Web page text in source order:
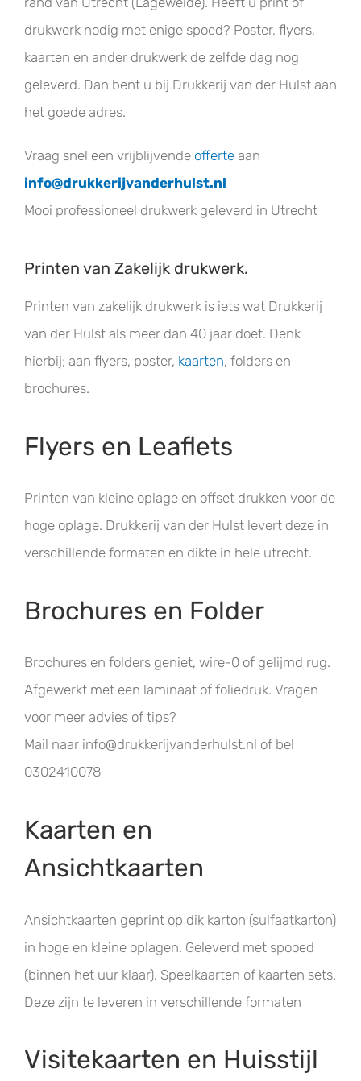
Geboortekaartjes
drukwerk nodig met enige spoed? Poster, flyers,
kaarten en ander drukwerk de zelfde dag nog
geleverd. Dan bent u bij Drukkerij van der Hulst aan
het goede adres.
Vraag snel een vrijblijvende offerteaan
info@drukkerijvanderhulst.nl
Mooi professioneel drukwerk geleverd in Utrecht
Printen van Zakelijk drukwerk.
Printen van zakelijk drukwerk is iets wat Drukkerij
van der Hulst als meer dan 40 jaar doet. Denk
hierbij; aan flyers, poster, kaarten, folders en
brochures.
Flyers en Leaflets
Printen van kleine oplage en offset drukken voor de
hoge oplage. Drukkerij van der Hulst levert deze in
verschillende formaten en dikte in hele utrecht.
Brochures en Folder
Brochures en folders geniet, wire-0 of gelijmd rug.
Afgewerkt met een laminaat of foliedruk. Vragen
voor meer advies of tips?
Mail naar info@drukkerijvanderhulst.nl of bel
0302410078
Kaarten en
Ansichtkaarten
Ansichtkaarten geprint op dik karton (sulfaatkarton)
in hoge en kleine oplagen. Geleverd met spooed
(binnen het uur klaar). Speelkaarten of kaarten sets.
Deze zijn te leveren in verschillende formaten
Visitekaarten en Huisstijl